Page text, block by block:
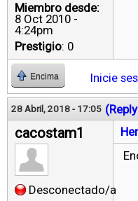
Miembro desde:
8 Oct 2010 -
4:24pm
Prestigio: 0
Encima Inicie
28 Abril, 2018 - 17:05
cacostam1
Desconectado/a